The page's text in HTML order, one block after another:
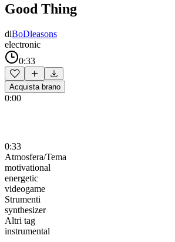
Good Thing
diBoDleasons
electronic
0:33
Acquista brano
0:00
0:33
Atmosfera/Tema
motivational
energetic
videogame
Strumenti
synthesizer
Altri tag
instrumental